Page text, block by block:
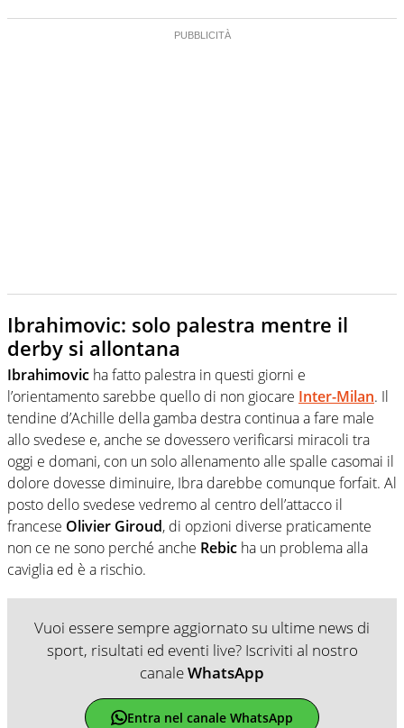
Ibrahimovic: solo palestra mentre il
derby si allontana
Ibrahimovic ha fatto palestra in questi giorni e
l’orientamento sarebbe quello di non giocare Inter-Milan. Il
tendine d’Achille della gamba destra continua a fare male
allo svedese e, anche se dovessero verificarsi miracoli tra
oggi e domani, con un solo allenamento alle spalle casomai il
dolore dovesse diminuire, Ibra darebbe comunque forfait. Al
posto dello svedese vedremo al centro dell’attacco il
francese Olivier Giroud, di opzioni diverse praticamente
non ce ne sono perché anche Rebic ha un problema alla
caviglia ed è a rischio.
Vuoi essere sempre aggiornato su ultime news di
sport, risultati ed eventi live? Iscriviti al nostro
canaleWhatsApp
Entra nel canale WhatsApp